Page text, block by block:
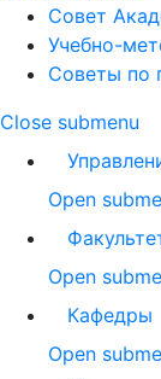
Совет
Учебно-
Советы по
Close submenu
Open
Open
Кафедры
Open